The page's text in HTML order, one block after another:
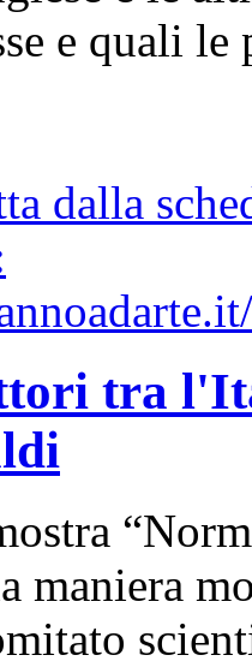
e quali le
tra
maniera